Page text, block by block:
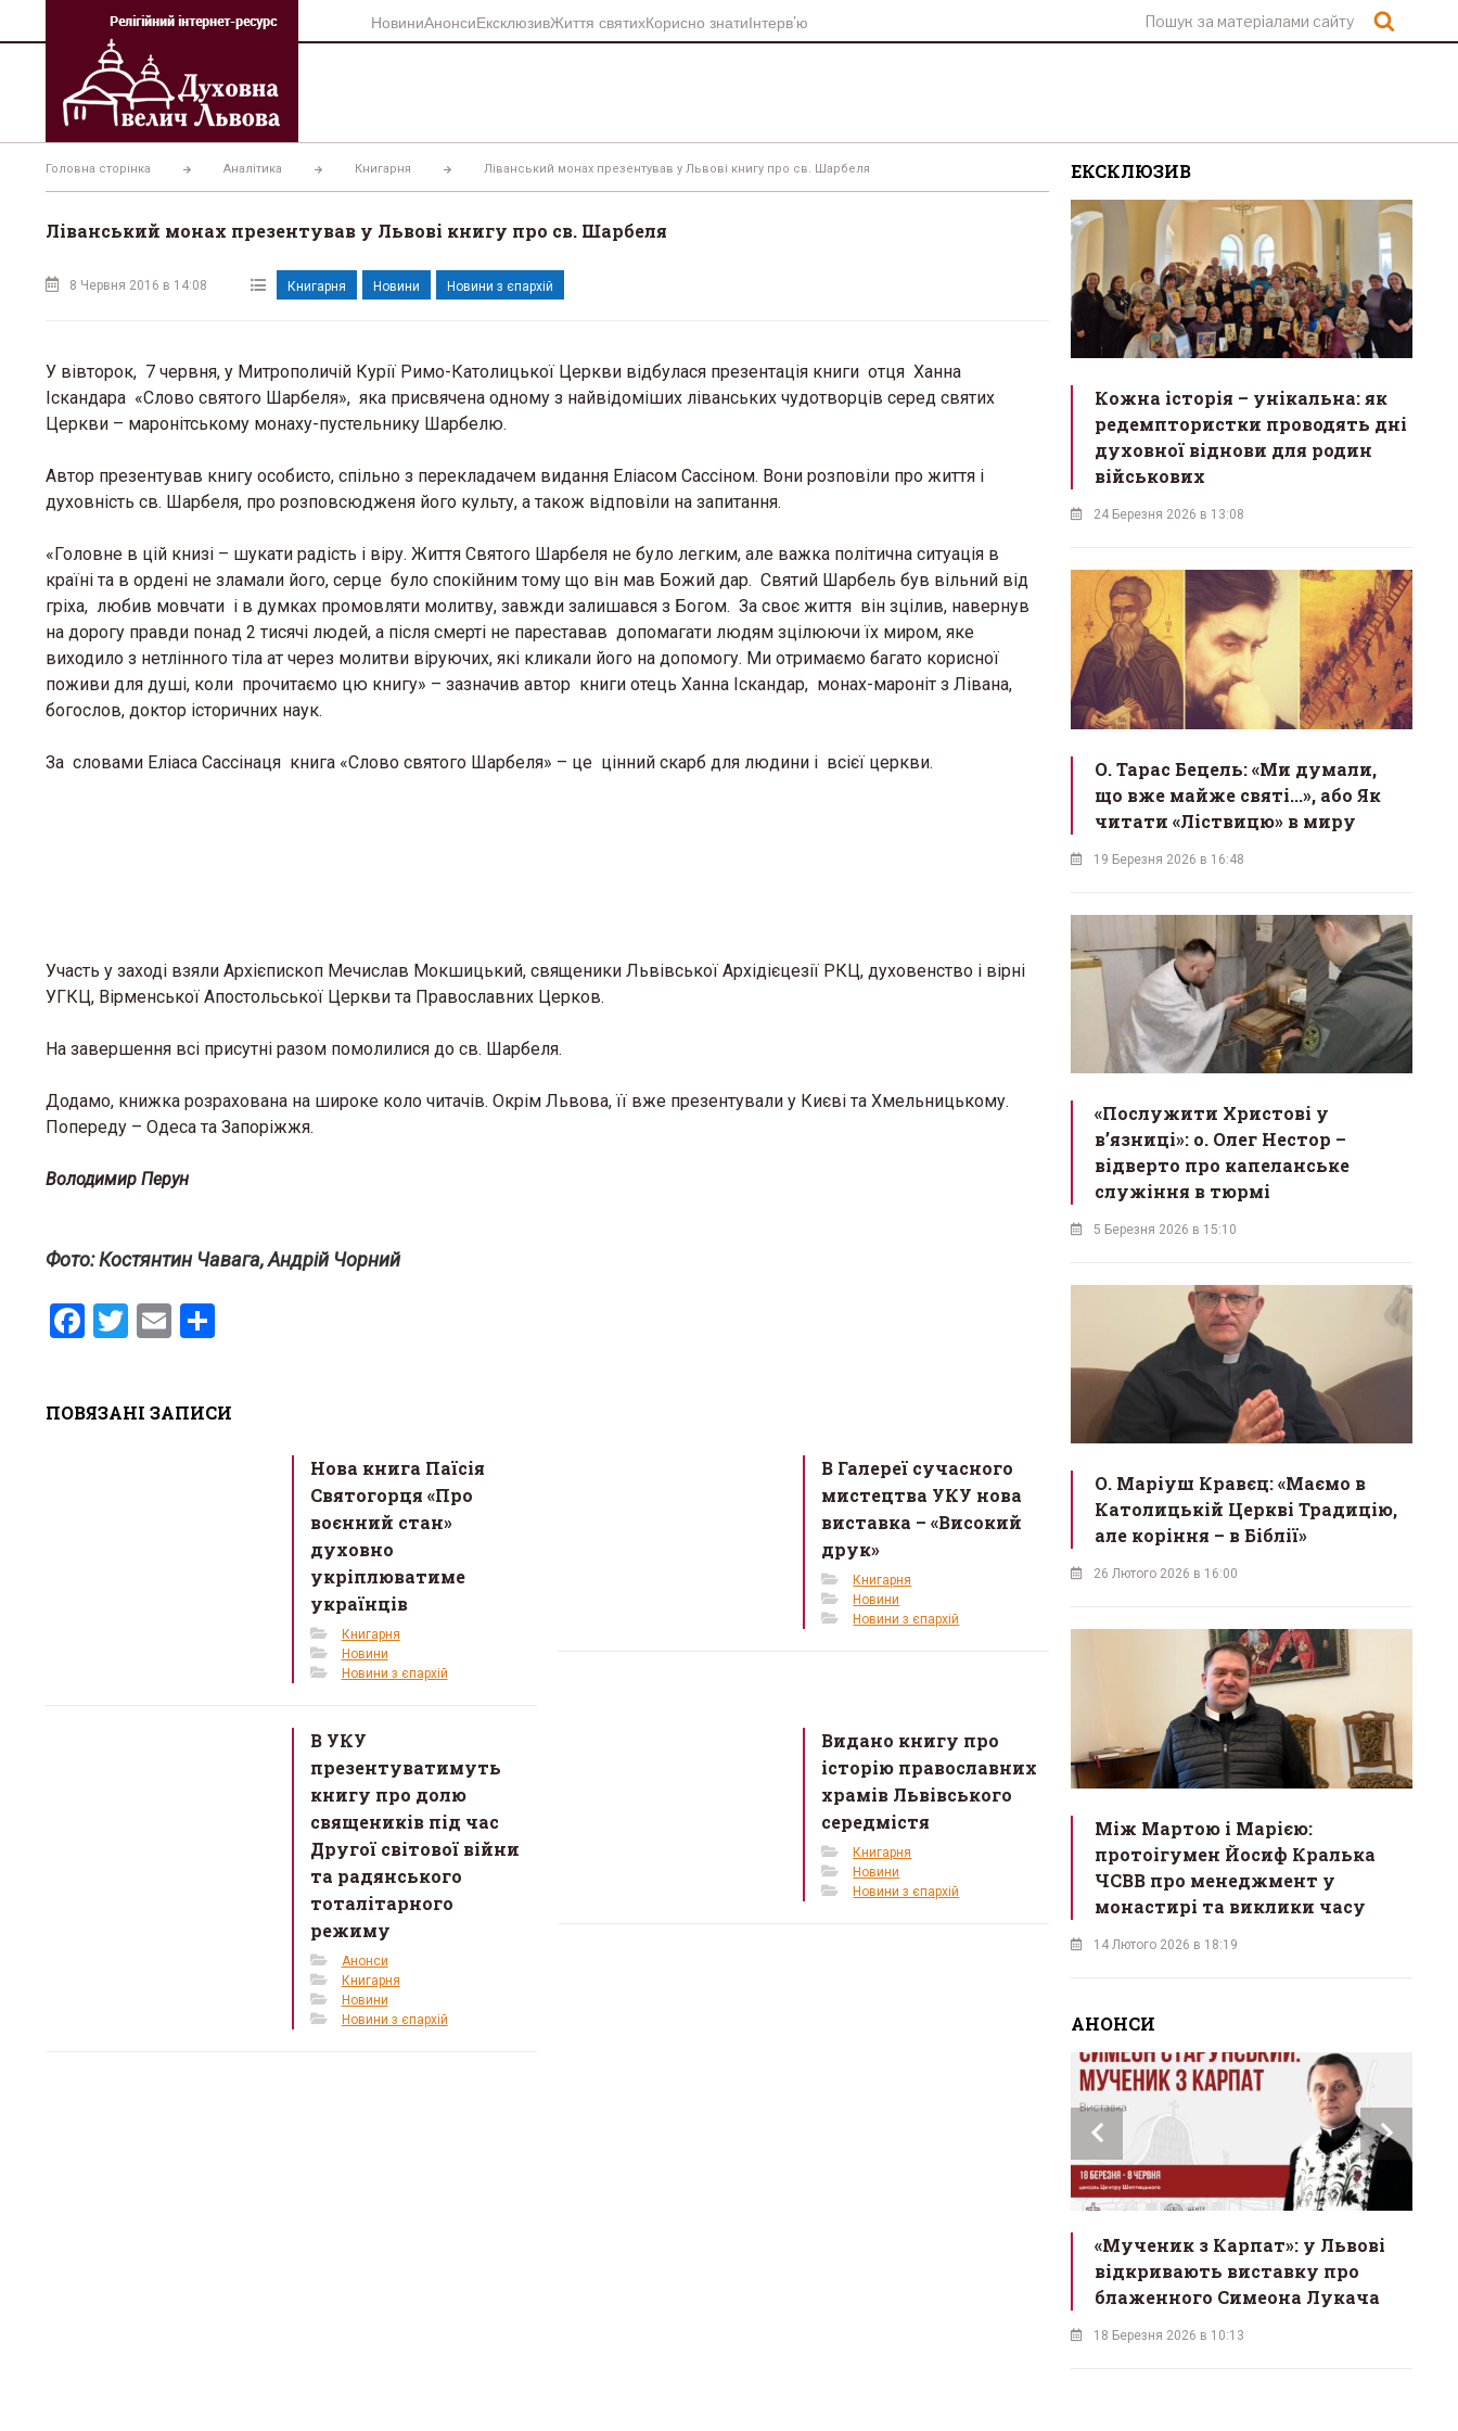
вмісту
НовиниАнонсиЕксклюзивЖиття святихКорисно знатиІнтерв’ю
Головна сторінка Аналітика Книгарня Ліванський монах презентував у Львові книгу про св. Шарбеля
Ліванський монах презентував у Львові книгу про св. Шарбеля
8 Червня 2016 в 14:08 Книгарня Новини Новини з єпархій
У вівторок, 7 червня, у Митрополичій Курії Римо-Католицької Церкви відбулася презентація книги отця Ханна
Іскандара «Слово святого Шарбеля», яка присвячена одному з найвідоміших ліванських чудотворців серед святих
Церкви – маронітському монаху-пустельнику Шарбелю.
Автор презентував книгу особисто, спільно з перекладачем видання Еліасом Сассіном. Вони розповіли про життя і
духовність св. Шарбеля, про розповсюдженя його культу, а також відповіли на запитання.
«Головне в цій книзі – шукати радість і віру. Життя Святого Шарбеля не було легким, але важка політична ситуація в
країні та в ордені не зламали його, серце було спокійним тому що він мав Божий дар. Святий Шарбель був вільний від
гріха, любив мовчати і в думках промовляти молитву, завжди залишався з Богом. За своє життя він зцілив, навернув
на дорогу правди понад 2 тисячі людей, а після смерті не пареставав допомагати людям зцілюючи їх миром, яке
виходило з нетлінного тіла ат через молитви віруючих, які кликали його на допомогу. Ми отримаємо багато корисної
поживи для душі, коли прочитаємо цю книгу» – зазначив автор книги отець Ханна Іскандар, монах-мароніт з Лівана,
богослов, доктор історичних наук.
За словами Еліаса Сассінаця книга «Слово святого Шарбеля» – це цінний скарб для людини і всієї церкви.
Участь у заході взяли Архієпископ Мечислав Мокшицький, священики Львівської Архідієцезії РКЦ, духовенство і вірні
УГКЦ, Вірменської Апостольської Церкви та Православних Церков.
На завершення всі присутні разом помолилися до св. Шарбеля.
Додамо, книжка розрахована на широке коло читачів. Окрім Львова, її вже презентували у Києві та Хмельницькому.
Попереду – Одеса та Запоріжжя.
Володимир Перун
Фото: Костянтин Чавага, Андрій Чорний
F
b
T
er
E
e
ПОВЯЗАНІ ЗАПИСИ
Нова книга Паїсія
Святогорця «Про
воєнний стан»
духовно
укріплюватиме
українців
Книгарня
Новини
Новини з єпархій
В Галереї сучасного
мистецтва УКУ нова
виставка – «Високий
друк»
Книгарня
Новини
Новини з єпархій
В УКУ
презентуватимуть
книгу про долю
священиків під час
Другої світової війни
та радянського
тоталітарного
режиму
Анонси
Книгарня
Новини
Новини з єпархій
Видано книгу про
історію православних
храмів Львівського
середмістя
Книгарня
Новини
Новини з єпархій
ЕКСКЛЮЗИВ
Кожна історія – унікальна: як
редемптористки проводять дні
духовної віднови для родин
військових
24 Березня 2026 в 13:08
О. Тарас Бецель: «Ми думали,
що вже майже святі...», або Як
читати «Ліствицю» в миру
19 Березня 2026 в 16:48
«Послужити Христові у
вʼязниці»: о. Олег Нестор –
відверто про капеланське
служіння в тюрмі
5 Березня 2026 в 15:10
О. Маріуш Кравєц: «Маємо в
Католицькій Церкві Традицію,
але коріння – в Біблії»
26 Лютого 2026 в 16:00
Між Мартою і Марією:
протоігумен Йосиф Кралька
ЧСВВ про менеджмент у
монастирі та виклики часу
14 Лютого 2026 в 18:19
АНОНСИ
«Мученик з Карпат»: у Львові
відкривають виставку про
блаженного Симеона Лукача
18 Березня 2026 в 10:13